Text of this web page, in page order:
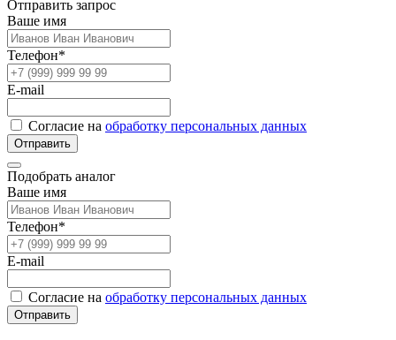
Отправить запрос
Ваше имя
Телефон*
E-mail
Согласие на обработку персональных данных
Отправить
Подобрать аналог
Ваше имя
Телефон*
E-mail
Согласие на обработку персональных данных
Отправить